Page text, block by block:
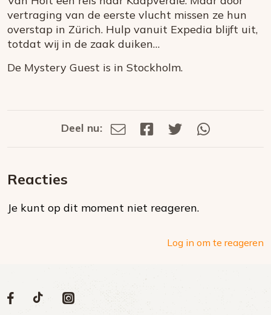
vertraging van de eerste vlucht missen ze hun
overstap in Zürich. Hulp vanuit Expedia blijft uit,
totdat wij in de zaak duiken…
De Mystery Guest is in Stockholm.
Deel
social
media
Deel nu:
Deel
Deel
Deel
Reacties
Je kunt op dit moment niet reageren.
Log in om te reageren
Volg
Social
Volg
Volg
Volg